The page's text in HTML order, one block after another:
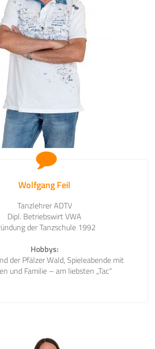
Wolfgang Feil
Tanzlehrer ADTV
Dipl. Betriebswirt VWA
der Tanzschule 1992
Hobbys:
der Pfälzer Wald, Spieleabende mit
und Familie – am liebsten „Tac“